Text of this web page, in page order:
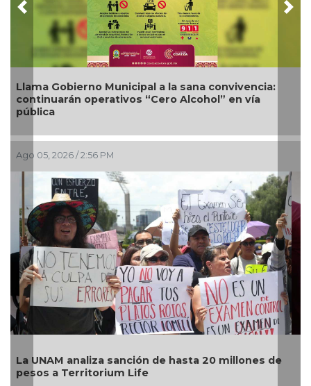
Nueva oferta educativa impulsará la
competitividad turística de Veracruz
Ago 04, 2026 / 7:13 PM
León, Oaxaca, Tijuana y Ciudad de México, sedes
del examen de control de la UNAM, del 12 al 19 de
agosto
Previous